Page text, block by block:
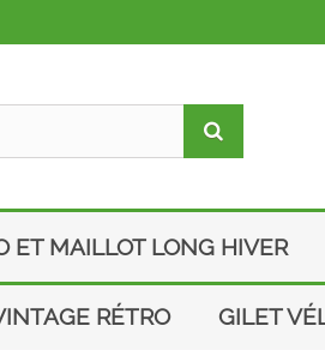
ET MAILLOT LONG HIVER
RÉTRO GILET